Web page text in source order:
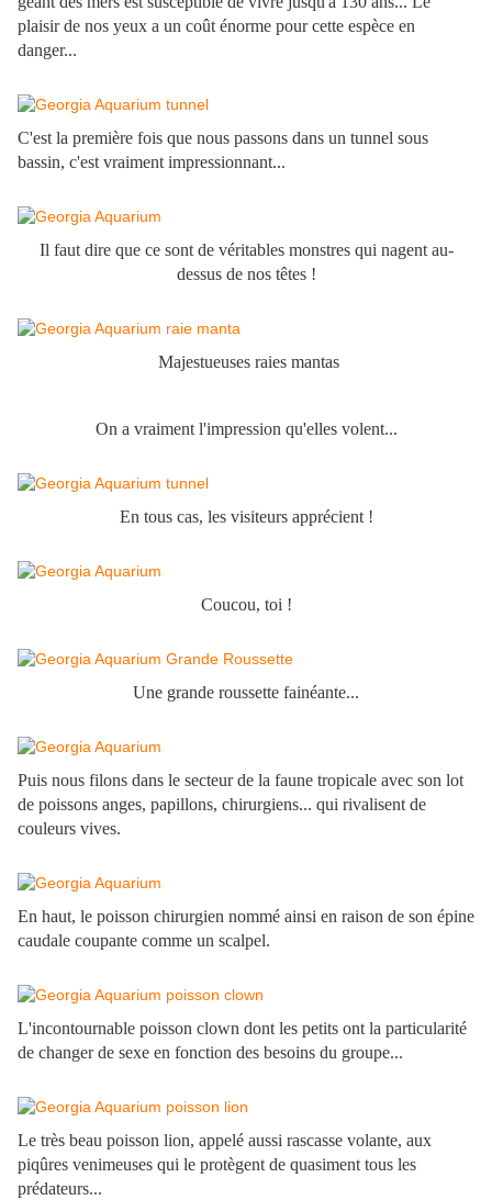
plaisir de nos yeux a un coût énorme pour cette espèce en
danger...
C'est la première fois que nous passons dans un tunnel sous
bassin, c'est vraiment impressionnant...
Il faut dire que ce sont de véritables monstres qui nagent au-
dessus de nos têtes !
Majestueuses raies mantas
On a vraiment l'impression qu'elles volent...
En tous cas, les visiteurs apprécient !
Coucou, toi !
Une grande roussette fainéante...
Puis nous filons dans le secteur de la faune tropicale avec son lot
de poissons anges, papillons, chirurgiens... qui rivalisent de
couleurs vives.
En haut, le poisson chirurgien nommé ainsi en raison de son épine
caudale coupante comme un scalpel.
L'incontournable poisson clown dont les petits ont la particularité
de changer de sexe en fonction des besoins du groupe...
Le très beau poisson lion, appelé aussi rascasse volante, aux
piqûres venimeuses qui le protègent de quasiment tous les
prédateurs...